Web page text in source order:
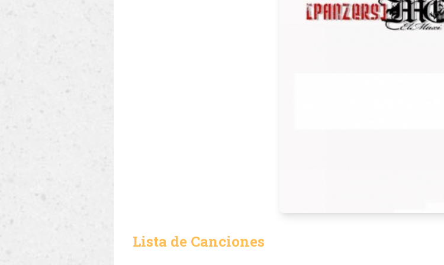
Lista de Canciones